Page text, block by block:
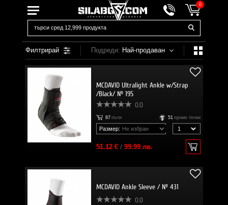
0
Филтрирай Подреди: Най-продаван
MCDAVID Ultralight Ankle w/Strap
/Black/ № 195
0.0
87 пъти 51 промо точки
Размер:
51.12 €/ 99.99 лв.
MCDAVID Ankle Sleeve / № 431
0.0